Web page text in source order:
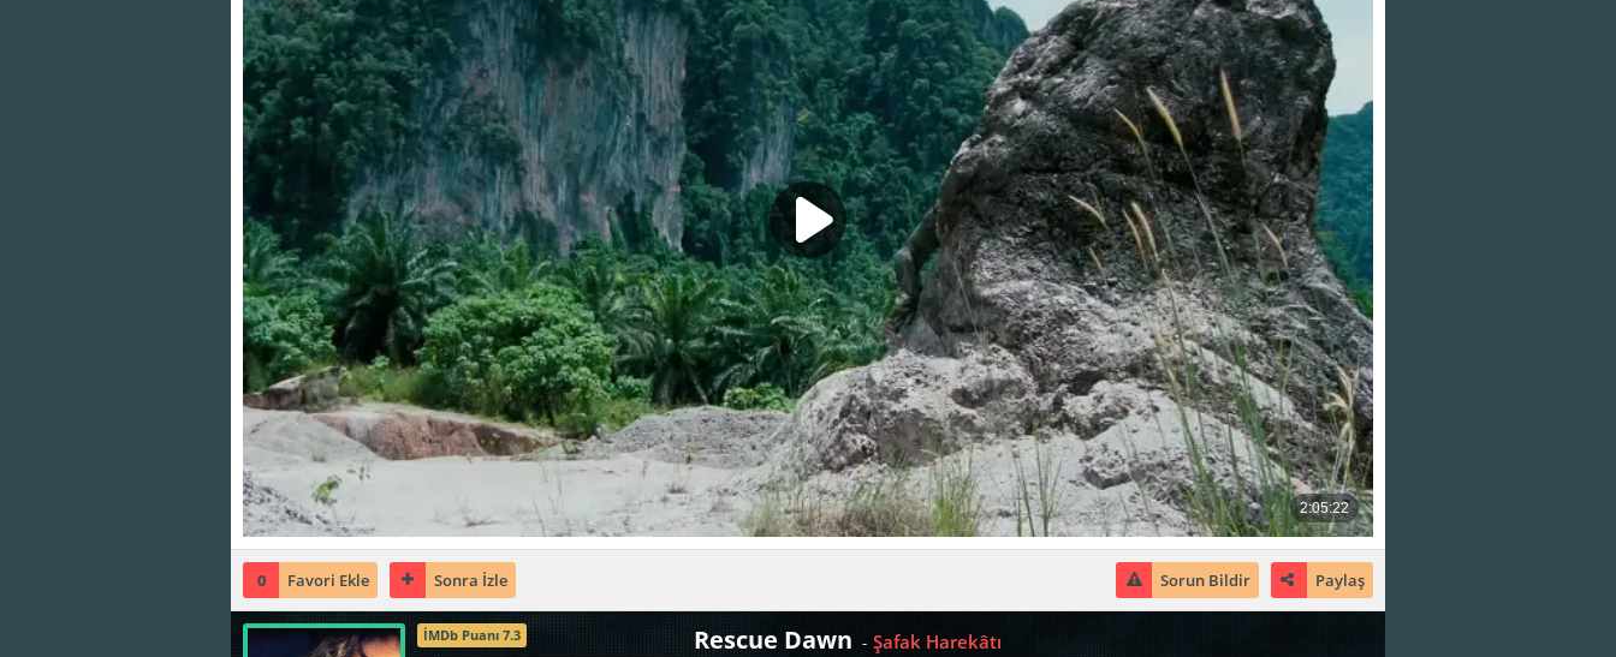
0 Favori Ekle Sonra İzle Paylaş
Sorun Bildir
İMDb Puanı 7.3 Rescue Dawn - Şafak Harekâtı